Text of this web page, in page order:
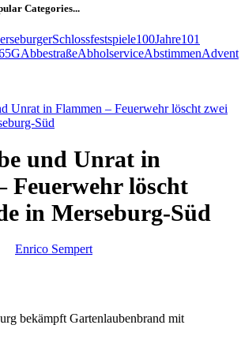
Categories...
100Jahre101
5GAbbestraßeAbholserviceAbstimmenAdvent
Unrat in Flammen – Feuerwehr löscht zwei
Süd
und Unrat in
Feuerwehr löscht
in Merseburg-Süd
Enrico Sempert